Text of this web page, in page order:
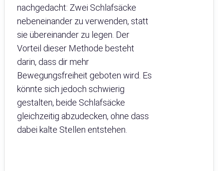
nachgedacht: Zwei Schlafsäcke
nebeneinander zu verwenden, statt
sie übereinander zu legen. Der
Vorteil dieser Methode besteht
darin, dass dir mehr
Bewegungsfreiheit geboten wird. Es
könnte sich jedoch schwierig
gestalten, beide Schlafsäcke
gleichzeitig abzudecken, ohne dass
dabei kalte Stellen entstehen.